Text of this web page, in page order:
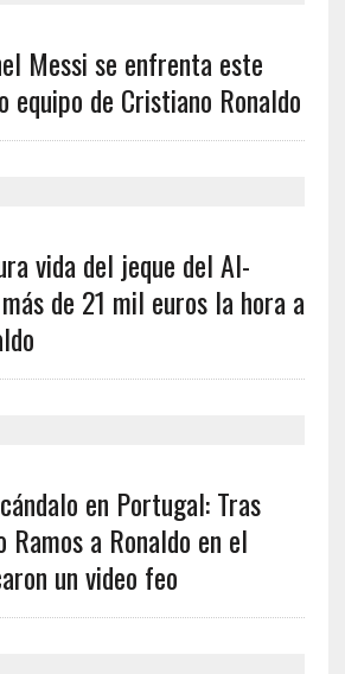
Messi se enfrenta este
equipo de Cristiano Ronaldo
vida del jeque del Al-
de 21 mil euros la hora a
en Portugal: Tras
Ramos a Ronaldo en el
un video feo